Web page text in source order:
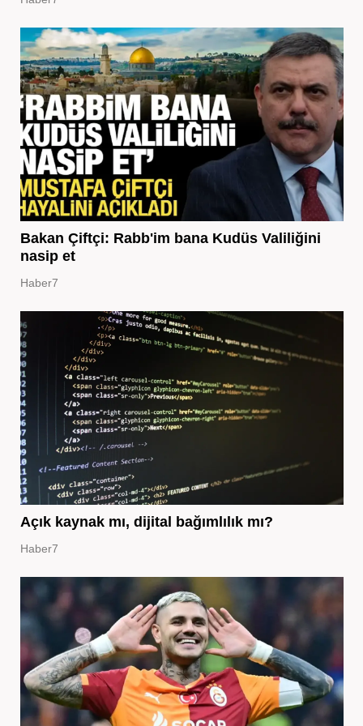
Bakan Çiftçi: Rabb'im bana Kudüs Valiliğini
nasip et
Haber7
Açık kaynak mı, dijital bağımlılık mı?
Haber7